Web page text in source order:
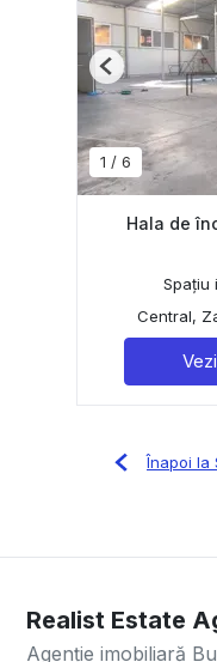
1 / 6
Previous
Hala de
Spațiu
Central,
Înapoi la
Realist Estate
Agenție imobiliară